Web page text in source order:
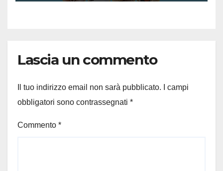
Lascia un commento
Il tuo indirizzo email non sarà pubblicato.
I campi
obbligatori sono contrassegnati *
Commento *